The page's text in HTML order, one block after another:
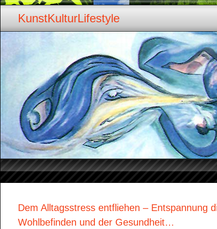
KunstKulturLifestyle
Dem Alltagsstress entfliehen – Entspannung
Wohlbefinden und der Gesundheit…